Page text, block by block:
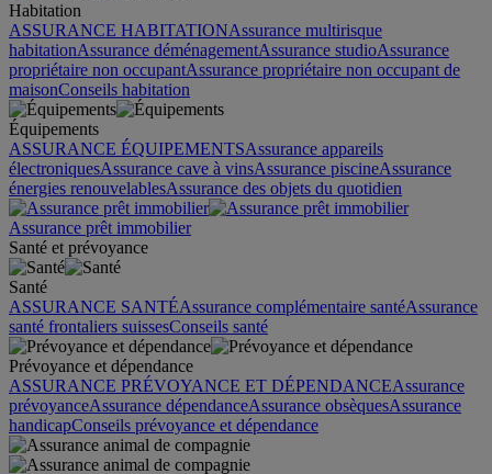
Habitation
ASSURANCE HABITATIONAssurance multirisque
habitationAssurance déménagementAssurance studioAssurance
propriétaire non occupantAssurance propriétaire non occupant de
maisonConseils habitation
Équipements
ASSURANCE ÉQUIPEMENTSAssurance appareils
électroniquesAssurance cave à vinsAssurance piscineAssurance
énergies renouvelablesAssurance des objets du quotidien
Assurance prêt immobilier
Santé et prévoyance
Santé
ASSURANCE SANTÉAssurance complémentaire santéAssurance
santé frontaliers suissesConseils santé
Prévoyance et dépendance
ASSURANCE PRÉVOYANCE ET DÉPENDANCEAssurance
prévoyanceAssurance dépendanceAssurance obsèquesAssurance
handicapConseils prévoyance et dépendance